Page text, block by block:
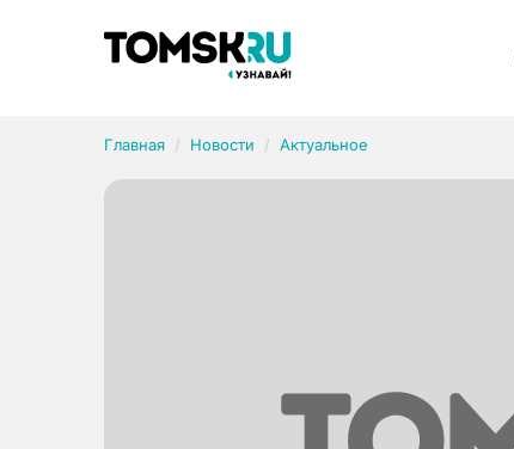
Главная Новости Актуальное
Рубрики